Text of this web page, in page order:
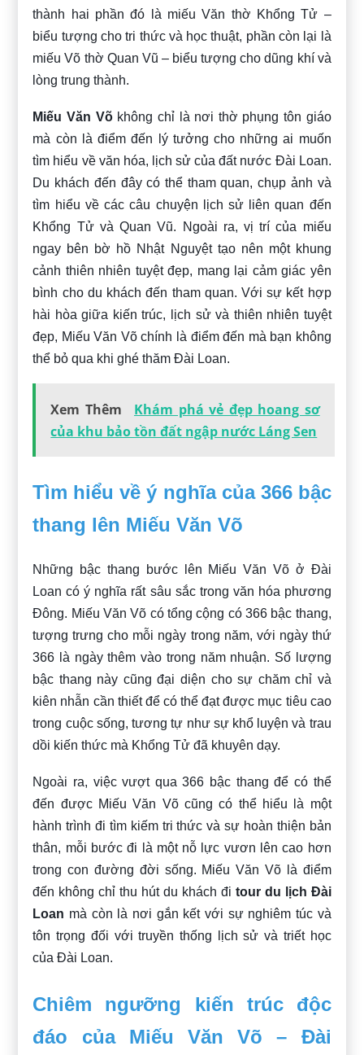
thành hai phần đó là miếu Văn thờ Khổng Tử –
biểu tượng cho tri thức và học thuật, phần còn lại là
miếu Võ thờ Quan Vũ – biểu tượng cho dũng khí và
lòng trung thành.
Miếu Văn Võkhông chỉ là nơi thờ phụng tôn giáo
mà còn là điểm đến lý tưởng cho những ai muốn
tìm hiểu về văn hóa, lịch sử của đất nước Đài Loan.
Du khách đến đây có thể tham quan, chụp ảnh và
tìm hiểu về các câu chuyện lịch sử liên quan đến
Khổng Tử và Quan Vũ. Ngoài ra, vị trí của miếu
ngay bên bờ hồ Nhật Nguyệt tạo nên một khung
cảnh thiên nhiên tuyệt đẹp, mang lại cảm giác yên
bình cho du khách đến tham quan. Với sự kết hợp
hài hòa giữa kiến trúc, lịch sử và thiên nhiên tuyệt
đẹp, Miếu Văn Võ chính là điểm đến mà bạn không
thể bỏ qua khi ghé thăm Đài Loan.
Xem Thêm
Khám phá vẻ đẹp hoang sơ
của khu bảo tồn đất ngập nước Láng Sen
Tìm hiểu về ý nghĩa của 366 bậc
thang lên Miếu Văn Võ
Những bậc thang bước lên Miếu Văn Võ ở Đài
Loan có ý nghĩa rất sâu sắc trong văn hóa phương
Đông. Miếu Văn Võ có tổng cộng có 366 bậc thang,
tượng trưng cho mỗi ngày trong năm, với ngày thứ
366 là ngày thêm vào trong năm nhuận. Số lượng
bậc thang này cũng đại diện cho sự chăm chỉ và
kiên nhẫn cần thiết để có thể đạt được mục tiêu cao
trong cuộc sống, tương tự như sự khổ luyện và trau
dồi kiến thức mà Khổng Tử đã khuyên dạy.
Ngoài ra, việc vượt qua 366 bậc thang để có thể
đến được Miếu Văn Võ cũng có thể hiểu là một
hành trình đi tìm kiếm tri thức và sự hoàn thiện bản
thân, mỗi bước đi là một nỗ lực vươn lên cao hơn
trong con đường đời sống. Miếu Văn Võ là điểm
đến không chỉ thu hút du khách đi tour du lịch Đài
Loan mà còn là nơi gắn kết với sự nghiêm túc và
tôn trọng đối với truyền thống lịch sử và triết học
của Đài Loan.
Chiêm ngưỡng kiến trúc độc
đáo của Miếu Văn Võ – Đài